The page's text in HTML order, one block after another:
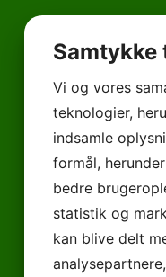
Vi og vores
teknologier,
indsamle
formål,
bedre
statistik og
kan blive delt